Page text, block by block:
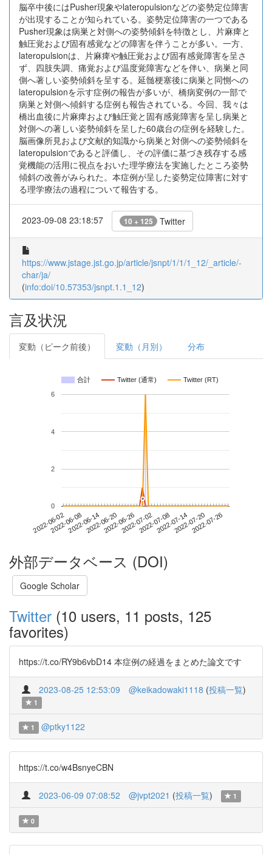
脳卒中後にはPusher現象やlateropulsionなどの姿勢定位障害
が出現することが知られている。姿勢定位障害の一つである
Pusher現象は病巣と対側への姿勢傾斜を特徴とし、片麻痺と
触圧覚および固有感覚などの障害を伴うことが多い。一方、
lateropulsionは、片麻痺や触圧覚および固有感覚障害を呈さ
ず、四肢失調、痛覚および温度覚障害などを伴い、病巣と同
側へ著しい姿勢傾斜を呈する。延髄梗塞後に病巣と同惻への
lateropulsionを示す症例の報告が多いが、橋病変例の一部で
病巣と対側へ傾斜する症例も報告されている。今回、我々は
橋出血後に片麻痺および触圧覚と固有感覚障害を呈し病巣と
対側への著しい姿勢傾斜を呈した60歳台の症例を経験した。
脳画像所見および文献的知識から病巣と対側への姿勢傾斜を
lateropulsionであると評価し、その評価に基づき残存する感
覚機能の活用に視点をおいた理学療法を実施したところ姿勢
傾斜の改善がみられた。本症例が呈した姿勢定位障害に対す
る理学療法の過程について報告する。
2023-09-08 23:18:57 10 + 125 Twitter
https://www.jstage.jst.go.jp/article/jsnpt/1/1/1_12/_article/-
char/ja/
(info:doi/10.57353/jsnpt.1.1_12)
言及状況
変動（ピーク前後） 変動（月別） 分布
合計 Twitter (通常) Twitter (RT)
2022-06-022022-06-082022-06-142022-06-202022-06-262022-07-022022-07-082022-07-142022-07-202022-07-26
0
2
4
6
*
*
外部データベース (DOI)
Google Scholar
Twitter (10 users, 11 posts, 125
favorites)
https://t.co/RY9b6vbD14 本症例の経過をまとめた論文です
2023-08-25 12:53:09 @keikadowaki1118 (投稿一覧)
1
1 @ptky1122
https://t.co/w4BsnyeCBN
2023-06-09 07:08:52 @jvpt2021 (投稿一覧) 1
0